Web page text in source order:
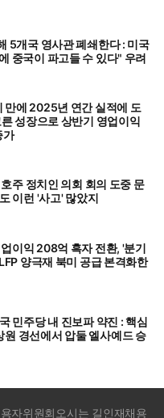
5개국 영사관 폐쇄한다 : 미국
중국이 파고들 수 있다" 우려
만에 2025년 연간 실적에 도
성장으로 상반기 영업이익
가
주 정치인 의회 회의 도중 문
이런 '사고' 많았지
이익 208억 흑자 전환, '분기
양극재 북미 공급 본격화한
민주당 내 진보파 약진 : 핵심
원 경선에서 압둘 엘사예드 승
자위원회 오시는 길인재채용